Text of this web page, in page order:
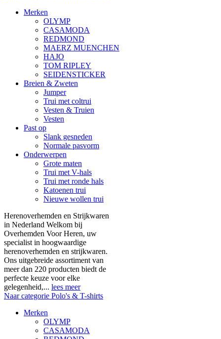
Merken
OLYMP
CASAMODA
REDMOND
MAERZ MUENCHEN
HAJO
TOM RIPLEY
SEIDENSTICKER
Breien & Zweten
Jumper
Trui met coltrui
Vesten & Truien
Vesten
Past op
Slank gesneden
Normale pasvorm
Onderwerpen
Grote maten
Trui met V-hals
Trui met ronde hals
Katoenen trui
Nieuwe wollen trui
Herenoverhemden en Strijkwaren
in Nederland Welkom bij
Overhemden Voor Heren, uw
specialist in hoogwaardige
herenoverhemden en strijkwaren.
Ons uitgebreide assortiment van
meer dan 220 producten biedt de
perfecte keuze voor elke
gelegenheid,... lees meer
Naar categorie Polo's & T-shirts
Merken
OLYMP
CASAMODA